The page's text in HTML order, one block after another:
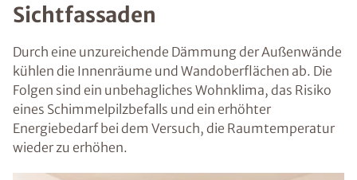
Sichtfassaden
Durch eine unzureichende Dämmung der Außenwände
kühlen die Innenräume und Wandoberflächen ab. Die
Folgen sind ein unbehagliches Wohnklima, das Risiko
eines Schimmelpilzbefalls und ein erhöhter
Energiebedarf bei dem Versuch, die Raumtemperatur
wieder zu erhöhen.